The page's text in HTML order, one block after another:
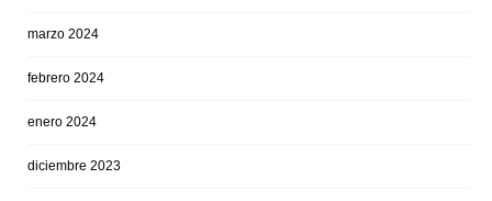
marzo 2024
febrero 2024
enero 2024
diciembre 2023